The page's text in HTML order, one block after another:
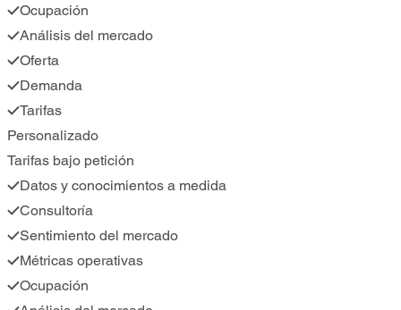
Ocupación
Análisis del mercado
Oferta
Demanda
Tarifas
Personalizado
Tarifas bajo petición
Datos y conocimientos a medida
Consultoría
Sentimiento del mercado
Métricas operativas
Ocupación